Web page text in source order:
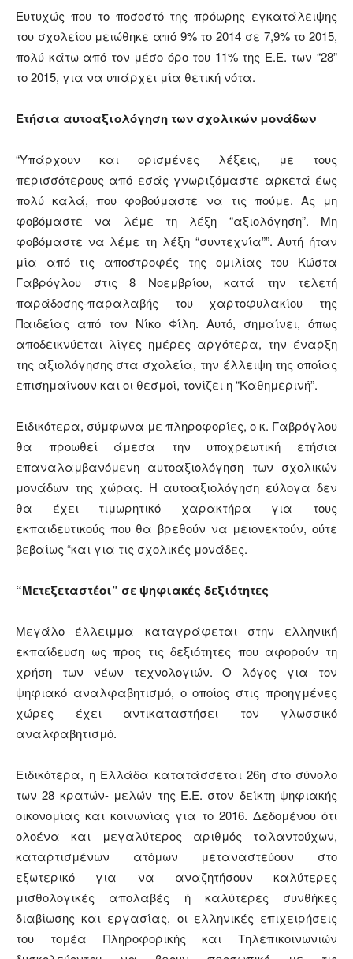
Ευτυχώς που το ποσοστό της πρόωρης εγκατάλειψης
του σχολείου μειώθηκε από 9% το 2014 σε 7,9% το 2015,
πολύ κάτω από τον μέσο όρο του 11% της Ε.Ε. των “28”
το 2015, για να υπάρχει μία θετική νότα.
Ετήσια αυτοαξιολόγηση των σχολικών μονάδων
“Υπάρχουν και ορισμένες λέξεις, με τους
περισσότερους από εσάς γνωριζόμαστε αρκετά έως
πολύ καλά, που φοβούμαστε να τις πούμε. Ας μη
φοβόμαστε να λέμε τη λέξη “αξιολόγηση”. Μη
φοβόμαστε να λέμε τη λέξη “συντεχνία””. Αυτή ήταν
μία από τις αποστροφές της ομιλίας του Κώστα
Γαβρόγλου στις 8 Νοεμβρίου, κατά την τελετή
παράδοσης-παραλαβής του χαρτοφυλακίου της
Παιδείας από τον Νίκο Φίλη. Αυτό, σημαίνει, όπως
αποδεικνύεται λίγες ημέρες αργότερα, την έναρξη
της αξιολόγησης στα σχολεία, την έλλειψη της οποίας
επισημαίνουν και οι θεσμοί, τονίζει η “Καθημερινή”.
Ειδικότερα, σύμφωνα με πληροφορίες, ο κ. Γαβρόγλου
θα προωθεί άμεσα την υποχρεωτική ετήσια
επαναλαμβανόμενη αυτοαξιολόγηση των σχολικών
μονάδων της χώρας. Η αυτοαξιολόγηση εύλογα δεν
θα έχει τιμωρητικό χαρακτήρα για τους
εκπαιδευτικούς που θα βρεθούν να μειονεκτούν, ούτε
βεβαίως “και για τις σχολικές μονάδες.
“Μετεξεταστέοι” σε ψηφιακές δεξιότητες
Μεγάλο έλλειμμα καταγράφεται στην ελληνική
εκπαίδευση ως προς τις δεξιότητες που αφορούν τη
χρήση των νέων τεχνολογιών. Ο λόγος για τον
ψηφιακό αναλφαβητισμό, ο οποίος στις προηγμένες
χώρες έχει αντικαταστήσει τον γλωσσικό
αναλφαβητισμό.
Ειδικότερα, η Ελλάδα κατατάσσεται 26η στο σύνολο
των 28 κρατών- μελών της Ε.Ε. στον δείκτη ψηφιακής
οικονομίας και κοινωνίας για το 2016. Δεδομένου ότι
ολοένα και μεγαλύτερος αριθμός ταλαντούχων,
καταρτισμένων ατόμων μεταναστεύουν στο
εξωτερικό για να αναζητήσουν καλύτερες
μισθολογικές απολαβές ή καλύτερες συνθήκες
διαβίωσης και εργασίας, οι ελληνικές επιχειρήσεις
του τομέα Πληροφορικής και Τηλεπικοινωνιών